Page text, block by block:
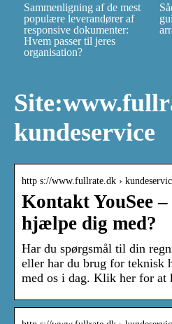
Sammenligning af de mest
populære leverandører af
responsive dokumenter:
Hvem passer til jeres
organisation?
kundeservice
http s://www.fullrate.dk ›
Kontakt YouSee
hjælpe dig med?
Har du spørgsmål til din
eller har du brug for teknisk
med os i dag. Klik her for at